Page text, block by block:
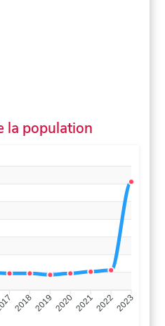
la population
20182019 2020202120222023